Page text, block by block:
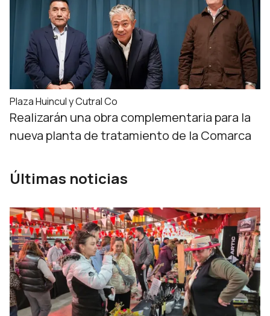
Plaza Huincul y Cutral Co
Realizarán una obra complementaria para la
nueva planta de tratamiento de la Comarca
Últimas noticias